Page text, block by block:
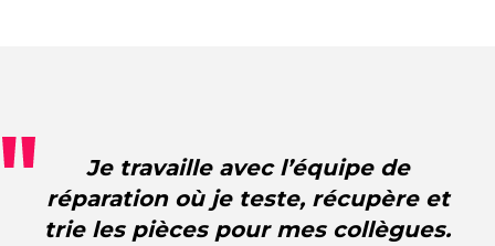
Je travaille avec l’équipe de
réparation où je teste, récupère et
trie les pièces pour mes collègues.